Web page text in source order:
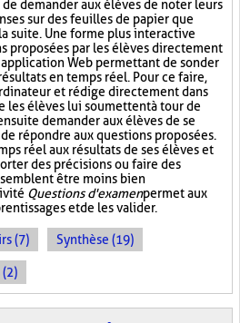
demander aux élèves de noter leurs
sur des feuilles de papier que
suite. Une forme plus interactive
proposées par les élèves directement
Web permettant de sonder
en temps réel. Pour ce faire,
et rédige directement dans
les élèves lui soumettent à tour de
demander aux élèves de se
répondre aux questions proposées.
réel aux résultats de ses élèves et
des précisions ou faire des
être moins bien
Questions d'examenpermet aux
et de les valider.
(7) Synthèse (19)